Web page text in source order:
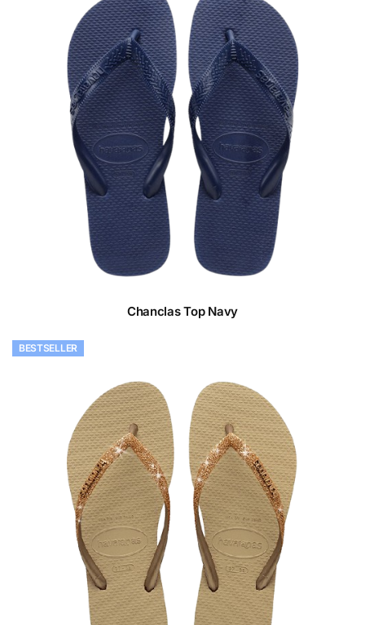
Chanclas Top Navy
BESTSELLER